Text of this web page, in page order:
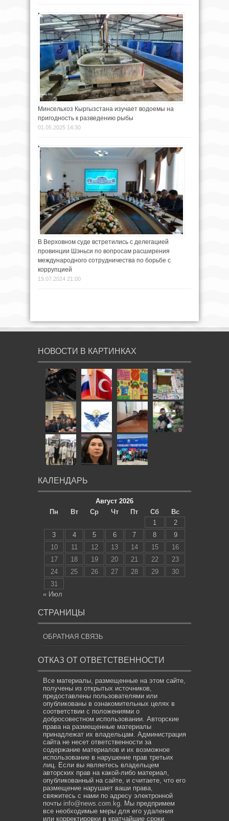
Минсельхоз Кыргызстана изучает водоемы на
пригодность к разведению рыбы
01.05.2025 14:30
В Верховном суде встретились с делегацией
провинции Шэньси по вопросам расширения
международного сотрудничества по борьбе с
коррупцией
19.07.2024 21:00
НОВОСТИ В КАРТИНКАХ
КАЛЕНДАРЬ
Август 2026
Пн
Вт Ср Чт Пт Сб
Вс
1
2
3
4 5 6 7 8
9
10
11 12 13 14 15
16
17
18 19 20 21 22
23
24
25 26 27 28 29
30
31
« Июл
СТРАНИЦЫ
ОБРАТНАЯ СВЯЗЬ
ОТКАЗ ОТ ОТВЕТСТВЕННОСТИ
Все материалы, размещенные на этом сайте,
получены из открытых источников,
предоставлены пользователями или
опубликованы в ознакомительных целях в
соответствии с положениями о
добросовестном использовании. Авторские
права на размещенные материалы
принадлежат их владельцам. Администрация
сайта не несет ответственности за
содержание материалов и их возможное
использование в нарушение прав третьих
лиц. Если вы являетесь владельцем
авторских прав на какой-либо материал,
опубликованный на сайте, и считаете, что его
размещение нарушает ваши права,
свяжитесь с нами по адресу электронной
почты info@news.com.kg. Мы предпримем
все необходимые меры для его удаления
или корректировки в кратчайшие сроки.